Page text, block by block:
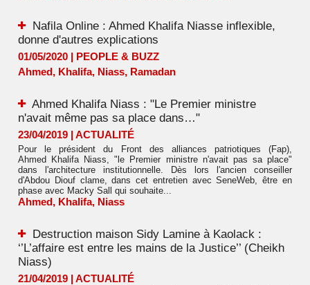
Nafila Online : Ahmed Khalifa Niasse inflexible,
donne d'autres explications
01/05/2020 | PEOPLE & BUZZ
Ahmed, Khalifa, Niass, Ramadan
Ahmed Khalifa Niass : "Le Premier ministre
n'avait même pas sa place dans…"
23/04/2019 | ACTUALITÉ
Pour le président du Front des alliances patriotiques (Fap),
Ahmed Khalifa Niass, "le Premier ministre n'avait pas sa place"
dans l'architecture institutionnelle. Dès lors l'ancien conseiller
d'Abdou Diouf clame, dans cet entretien avec SeneWeb, être en
phase avec Macky Sall qui souhaite...
Ahmed, Khalifa, Niass
Destruction maison Sidy Lamine à Kaolack :
‘’L’affaire est entre les mains de la Justice’’ (Cheikh
Niass)
21/04/2019 | ACTUALITÉ